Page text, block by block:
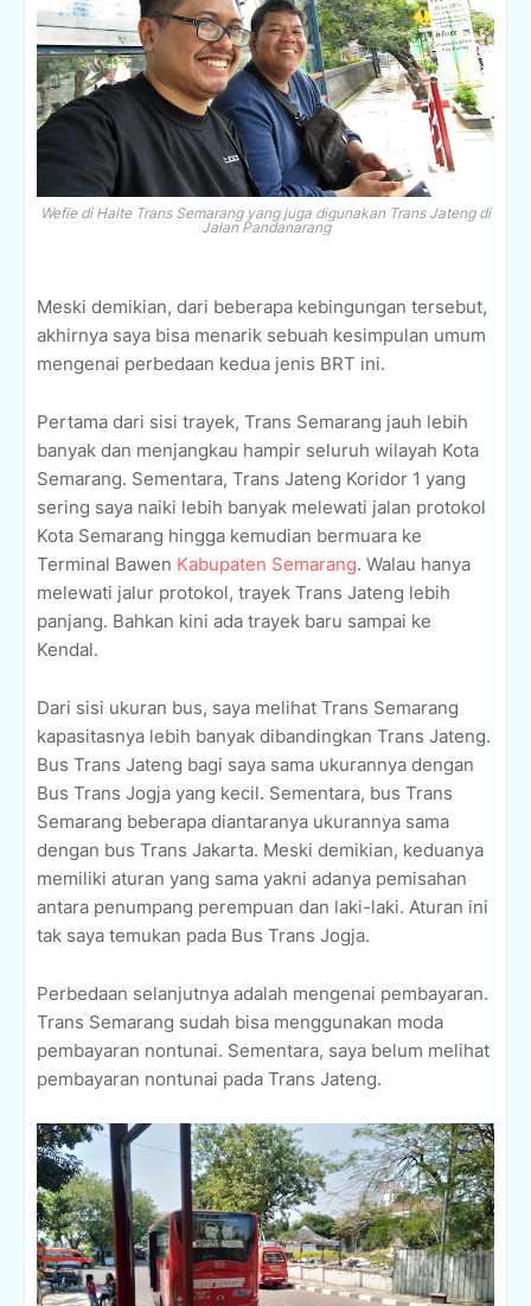
Wefie di Halte Trans Semarang yang juga digunakan Trans Jateng di
Jalan Pandanarang
Meski demikian, dari beberapa kebingungan tersebut,
akhirnya saya bisa menarik sebuah kesimpulan umum
mengenai perbedaan kedua jenis BRT ini.
Pertama dari sisi trayek, Trans Semarang jauh lebih
banyak dan menjangkau hampir seluruh wilayah Kota
Semarang. Sementara, Trans Jateng Koridor 1 yang
sering saya naiki lebih banyak melewati jalan protokol
Kota Semarang hingga kemudian bermuara ke
Terminal Bawen Kabupaten Semarang. Walau hanya
melewati jalur protokol, trayek Trans Jateng lebih
panjang. Bahkan kini ada trayek baru sampai ke
Kendal.
Dari sisi ukuran bus, saya melihat Trans Semarang
kapasitasnya lebih banyak dibandingkan Trans Jateng.
Bus Trans Jateng bagi saya sama ukurannya dengan
Bus Trans Jogja yang kecil. Sementara, bus Trans
Semarang beberapa diantaranya ukurannya sama
dengan bus Trans Jakarta. Meski demikian, keduanya
memiliki aturan yang sama yakni adanya pemisahan
antara penumpang perempuan dan laki-laki. Aturan ini
tak saya temukan pada Bus Trans Jogja.
Perbedaan selanjutnya adalah mengenai pembayaran.
Trans Semarang sudah bisa menggunakan moda
pembayaran nontunai. Sementara, saya belum melihat
pembayaran nontunai pada Trans Jateng.